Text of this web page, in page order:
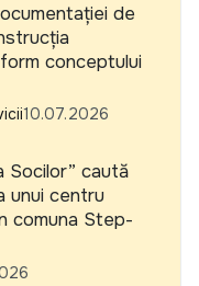
de
conceptului
10.07.2026
Socilor” caută
unui centru
comuna Step-